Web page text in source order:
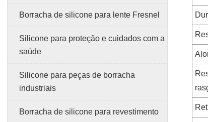
Borracha de silicone para lente Fresnel
Silicone para proteção e cuidados com a
saúde
Silicone para peças de borracha
industriais
Borracha de silicone para revestimento